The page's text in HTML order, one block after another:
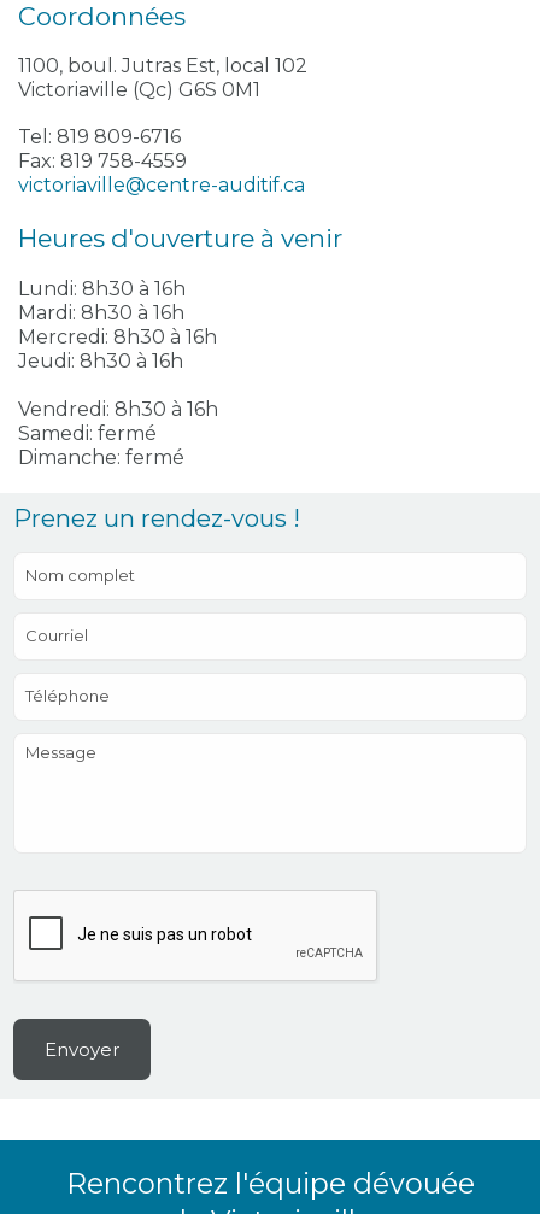
Coordonnées
1100, boul. Jutras Est, local 102
Victoriaville (Qc) G6S 0M1
Tel: 819 809-6716
Fax: 819 758-4559
victoriaville@centre-auditif.ca
Heures d'ouverture à venir
Lundi: 8h30 à 16h
Mardi: 8h30 à 16h
Mercredi: 8h30 à 16h
Jeudi: 8h30 à 16h
+
−
Vendredi: 8h30 à 16h
Samedi: fermé
Dimanche: fermé
Prenez un rendez-vous !
Nom complet
Courriel
Téléphone
Message
Rencontrez l'équipe dévouée